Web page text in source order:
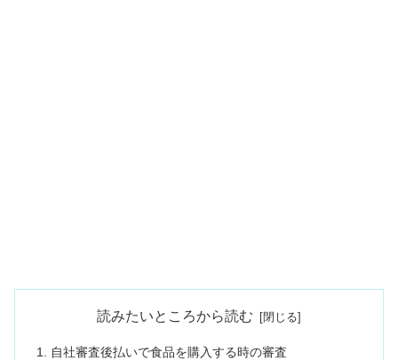
読みたいところから読む
自社審査後払いで食品を購入する時の審査